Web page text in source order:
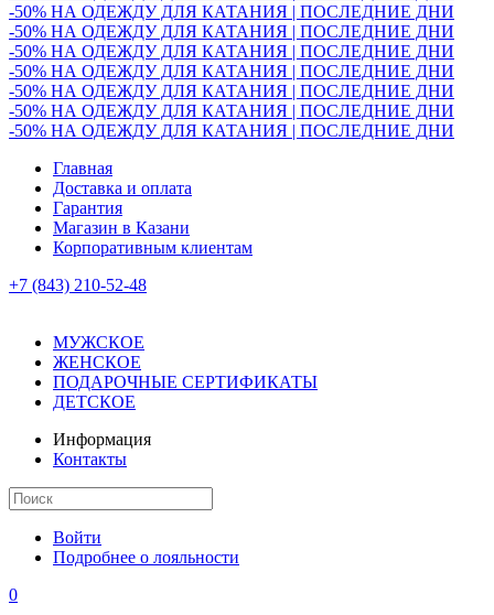
-50% НА ОДЕЖДУ ДЛЯ КАТАНИЯ | ПОСЛЕДНИЕ ДНИ
-50% НА ОДЕЖДУ ДЛЯ КАТАНИЯ | ПОСЛЕДНИЕ ДНИ
-50% НА ОДЕЖДУ ДЛЯ КАТАНИЯ | ПОСЛЕДНИЕ ДНИ
-50% НА ОДЕЖДУ ДЛЯ КАТАНИЯ | ПОСЛЕДНИЕ ДНИ
-50% НА ОДЕЖДУ ДЛЯ КАТАНИЯ | ПОСЛЕДНИЕ ДНИ
-50% НА ОДЕЖДУ ДЛЯ КАТАНИЯ | ПОСЛЕДНИЕ ДНИ
-50% НА ОДЕЖДУ ДЛЯ КАТАНИЯ | ПОСЛЕДНИЕ ДНИ
Главная
Доставка и оплата
Гарантия
Магазин в Казани
Корпоративным клиентам
+7 (843) 210-52-48
МУЖСКОЕ
ЖЕНСКОЕ
ПОДАРОЧНЫЕ СЕРТИФИКАТЫ
ДЕТСКОЕ
Информация
Контакты
Войти
Подробнее о лояльности
0